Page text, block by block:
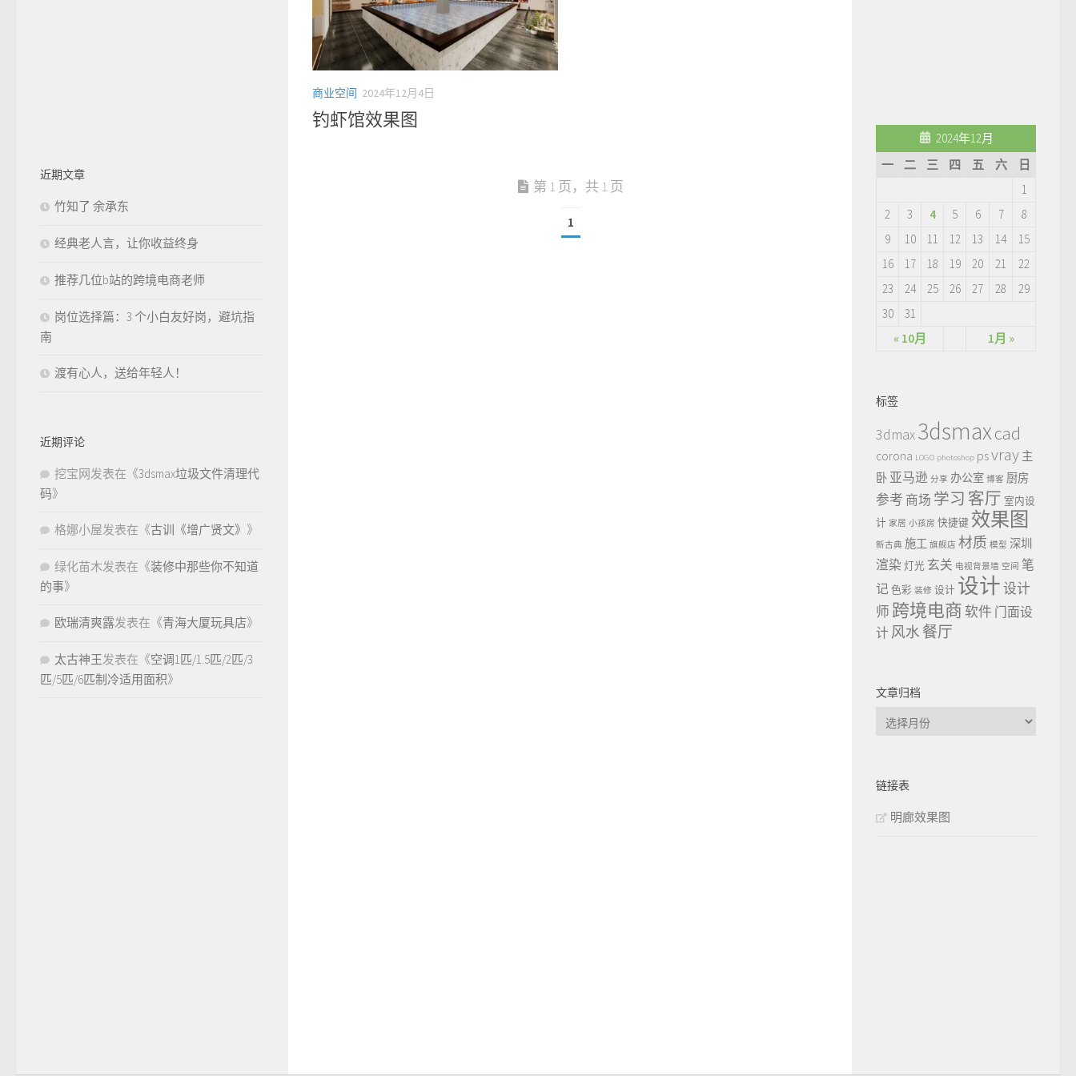
商业空间 2024年12月4日
钓虾馆效果图
第 1 页，共 1 页
1
近期文章
竹知了 余承东
经典老人言，让你收益终身
推荐几位b站的跨境电商老师
岗位选择篇：3 个小白友好岗，避坑指
南
渡有心人，送给年轻人！
近期评论
挖宝网发表在《3dsmax垃圾文件清理代
码》
格娜小屋发表在《古训《增广贤文》 》
绿化苗木发表在《装修中那些你不知道
的事》
欧瑞清爽露发表在《青海大厦玩具店》
太古神王发表在《空调1匹/1.5匹/2匹/3
匹/5匹/6匹制冷适用面积》
2024年12月
一
二 三 四 五 六 日
« 10月 1月 »
1
2
3 4 5 6 7
8
9
10 11 12 13 14
15
16
17 18 19 20 21
22
23
24 25 26 27 28
29
30
31
标签
3dmax3dsmaxcad
corona LOGO photoshop psvray 主
卧 亚马逊 分享 办公室 博客 厨房
参考 商场 学习 客厅 室内设
计 家居 小孩房 快捷键 效果图
新古典 施工 旗舰店 材质 模型 深圳
渲染 灯光 玄关 电视背景墙 空间 笔
记 色彩 装修 设计 设计设计
师 跨境电商软件 门面设
计 风水 餐厅
文章归档
文
链接表
明廊效果图